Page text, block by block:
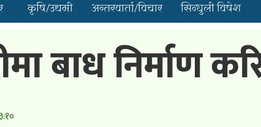
कृषि/उद्यमी अन्तरवार्ता/विचार सिन्धुली विषेश
बाध निर्माण